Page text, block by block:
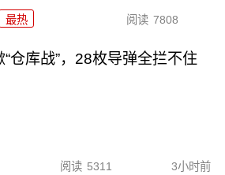
最热 阅读 7808
仓库战”，28枚导弹全拦不住
阅读 5311 3小时前